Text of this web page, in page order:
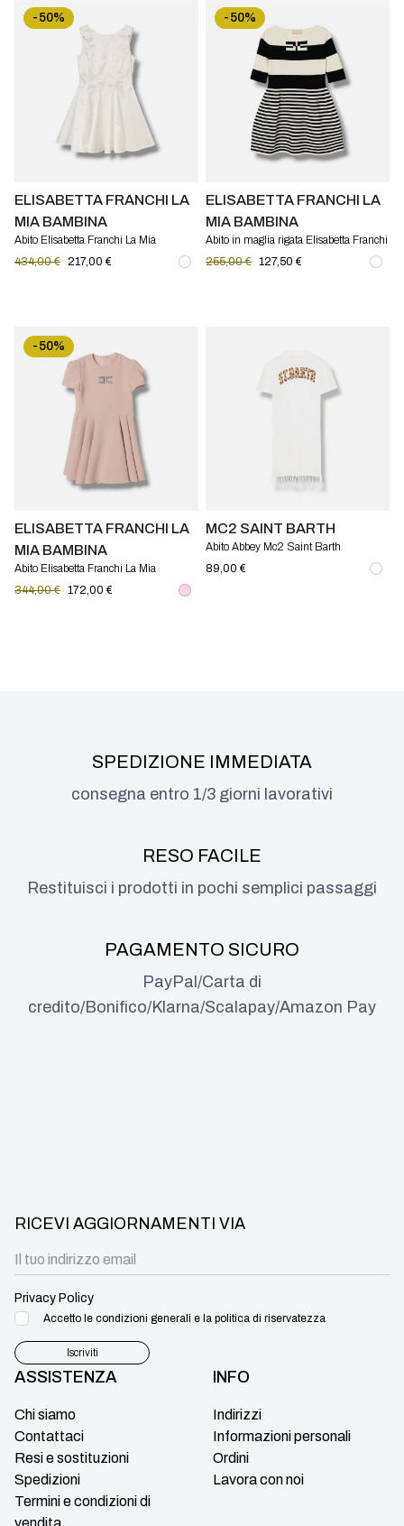
-50%
ELISABETTA FRANCHI LA
MIA BAMBINA
Abito Elisabetta Franchi La Mia
Bambina in crêpe
434,00 € 217,00 €
-50%
ELISABETTA FRANCHI LA
MIA BAMBINA
Abito in maglia rigata Elisabetta Franchi
La Mia Bambina
255,00 € 127,50 €
-50%
ELISABETTA FRANCHI LA
MIA BAMBINA
Abito Elisabetta Franchi La Mia
Bambina in crepe con monogram
344,00 € 172,00 €
MC2 SAINT BARTH
Abito Abbey Mc2 Saint Barth
89,00 €
SPEDIZIONE IMMEDIATA
consegna entro 1/3 giorni lavorativi
RESO FACILE
Restituisci i prodotti in pochi semplici passaggi
PAGAMENTO SICURO
PayPal/Carta di
credito/Bonifico/Klarna/Scalapay/Amazon Pay
ASSISTENZA
Chi siamo
Contattaci
Resi e sostituzioni
Spedizioni
Termini e condizioni di
INFO
Indirizzi
Informazioni personali
Ordini
Lavora con noi
RICEVI AGGIORNAMENTI VIA
Privacy Policy
Accetto le condizioni generali e la politica di riservatezza
Iscriviti